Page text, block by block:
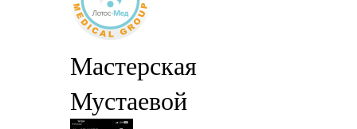
Мастерская
Мустаевой